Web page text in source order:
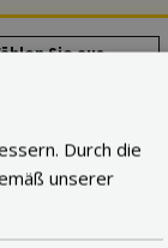
Sie aus
Durch die
unserer